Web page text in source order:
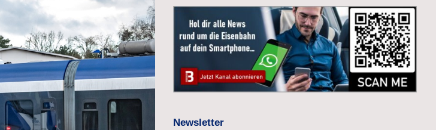
Newsletter